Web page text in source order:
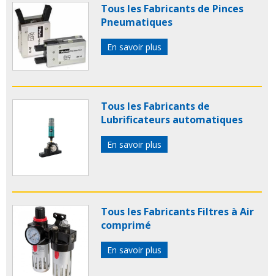
Tous les Fabricants de Pinces
Pneumatiques
En savoir plus
Tous les Fabricants de
Lubrificateurs automatiques
En savoir plus
Tous les Fabricants Filtres à Air
comprimé
En savoir plus